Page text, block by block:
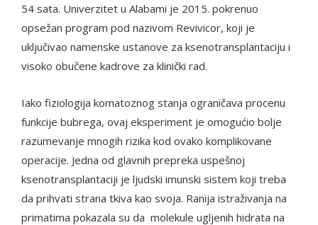
54 sata. Univerzitet u Alabami je 2015. pokrenuo
opsežan program pod nazivom Revivicor, koji je
uključivao namenske ustanove za ksenotransplantaciju i
visoko obučene kadrove za klinički rad.
Iako fiziologija komatoznog stanja ograničava procenu
funkcije bubrega, ovaj eksperiment je omogućio bolje
razumevanje mnogih rizika kod ovako komplikovane
operacije. Jedna od glavnih prepreka uspešnoj
ksenotransplantaciji je ljudski imunski sistem koji treba
da prihvati strana tkiva kao svoja. Ranija istraživanja na
primatima pokazala su da molekule ugljenih hidrata na